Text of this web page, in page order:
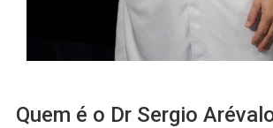
Quem é o Dr Sergio